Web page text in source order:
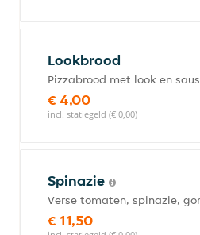
Lookbrood
Pizzabrood met look en
€ 4,00
incl. statiegeld (€ 0,00)
Spinazie
Verse tomaten, spinazie,
€ 11,50